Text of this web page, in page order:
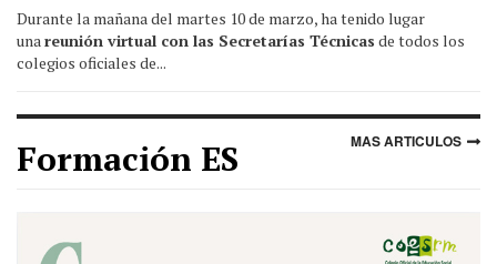
Durante la mañana del martes 10 de marzo, ha tenido lugar
una reunión virtual con las Secretarías Técnicas de todos los
colegios oficiales de...
Formación ES MAS ARTICULOS